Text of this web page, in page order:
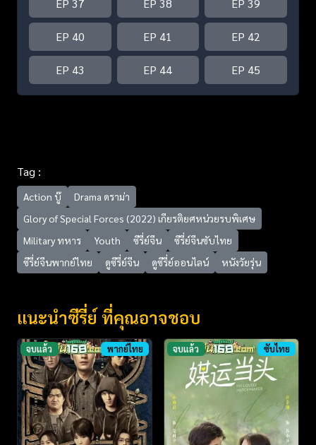
EP 40 EP 41 EP 42
EP 43 EP 44 EP 45
Tag :
Action บู๊
Drama ดราม่า
Glory of Special Forces (2022) เกียรติยศหน่วยรบพิเศษ
Military ทหาร
Youth ซีรี่ย์จีน
ซีรี่ย์จีนซับไทย
ซีรี่ย์จีนพากย์ไทย
ดูซีรี่ย์จีน ดูซีรี่ย์ออนไลน์ หนังวัยรุ่น
แนะนำซีรี่ย์ ที่คุณอาจชอบ
จบแล้ว พากย์ไทย จบแล้ว ซับไทย